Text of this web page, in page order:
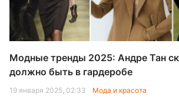
Модные тренды 2025: Андре Тан
должно быть в гардеробе
19 января 2025, 02:33 Мода и красота